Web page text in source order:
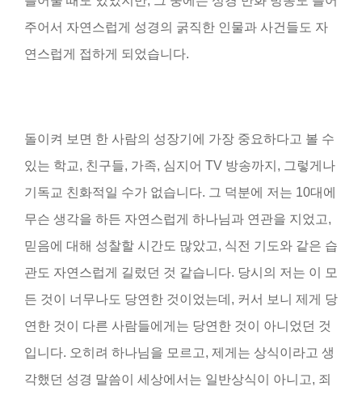
주어서 자연스럽게 성경의 굵직한 인물과 사건들도 자
연스럽게 접하게 되었습니다.
돌이켜 보면 한 사람의 성장기에 가장 중요하다고 볼 수
있는 학교, 친구들, 가족, 심지어 TV 방송까지, 그렇게나
기독교 친화적일 수가 없습니다. 그 덕분에 저는 10대에
무슨 생각을 하든 자연스럽게 하나님과 연관을 지었고,
믿음에 대해 성찰할 시간도 많았고, 식전 기도와 같은 습
관도 자연스럽게 길렀던 것 같습니다. 당시의 저는 이 모
든 것이 너무나도 당연한 것이었는데, 커서 보니 제게 당
연한 것이 다른 사람들에게는 당연한 것이 아니었던 것
입니다. 오히려 하나님을 모르고, 제게는 상식이라고 생
각했던 성경 말씀이 세상에서는 일반상식이 아니고, 죄